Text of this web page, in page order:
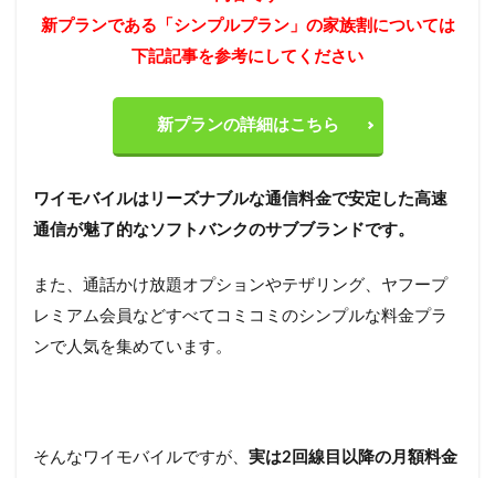
新プランである「シンプルプラン」の家族割については
下記記事を参考にしてください
新プランの詳細はこちら
ワイモバイルはリーズナブルな通信料金で安定した高速
通信が魅了的なソフトバンクのサブブランドです。
また、通話かけ放題オプションやテザリング、ヤフープ
レミアム会員などすべてコミコミのシンプルな料金プラ
ンで人気を集めています。
そんなワイモバイルですが、 実は2回線目以降の月額料金